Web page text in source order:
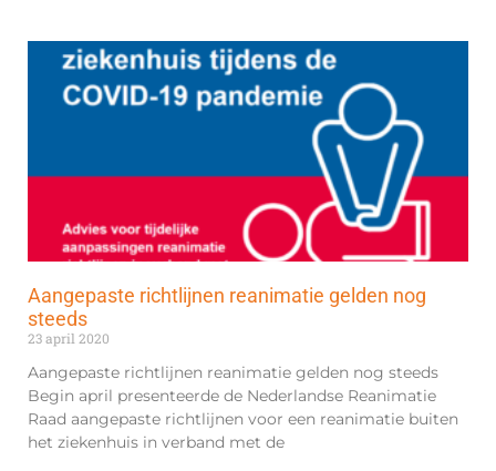
Aangepaste richtlijnen reanimatie gelden nog
steeds
23 april 2020
Aangepaste richtlijnen reanimatie gelden nog steeds
Begin april presenteerde de Nederlandse Reanimatie
Raad aangepaste richtlijnen voor een reanimatie buiten
het ziekenhuis in verband met de